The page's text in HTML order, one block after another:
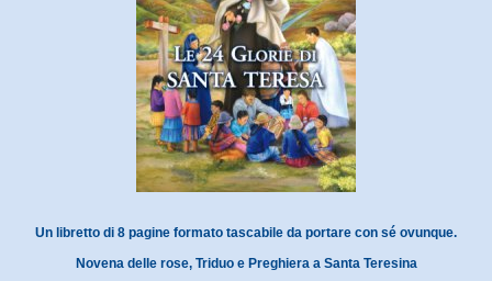
Un libretto di 8 pagine formato tascabile da portare con sé ovunque.
Novena delle rose, Triduo e Preghiera a Santa Teresina